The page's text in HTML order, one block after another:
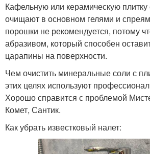
Кафельную или керамическую плитку
очищают в основном гелями и
порошки не рекомендуется, потому
абразивом, который способен
царапины на поверхности.
Чем очистить минеральные соли с
этих целях используют
Хорошо справится с проблемой
Комет, Сантик.
Как убрать известковый налет: